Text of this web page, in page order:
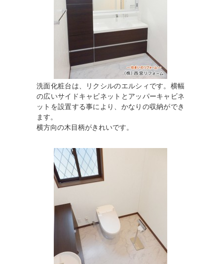
洗面化粧台は、リクシルのエルシィです。横幅
の広いサイドキャビネットとアッパーキャビネ
ットを設置する事により、かなりの収納ができ
ます。
横方向の木目柄がきれいです。